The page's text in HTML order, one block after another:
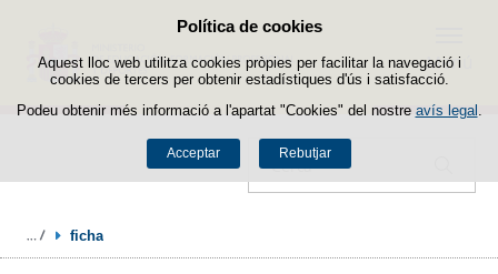
Política de cookies
Aquest lloc web utilitza cookies pròpies per facilitar la navegació i
cookies de tercers per obtenir estadístiques d'ús i satisfacció.
Podeu obtenir més informació a l'apartat "Cookies" del nostre avís legal
Acceptar Rebutjar
Passar al contingut
Cercador
Menú
ficha